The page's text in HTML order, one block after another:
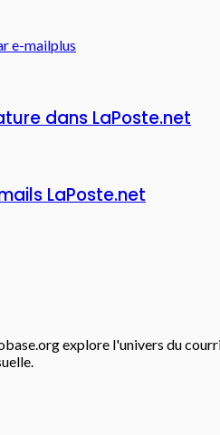
e-mailplus
dans LaPoste.net
LaPoste.net
explore l'univers du